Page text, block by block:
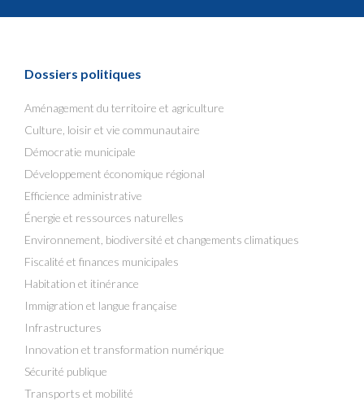
Dossiers politiques
Aménagement du territoire et agriculture
Culture, loisir et vie communautaire
Démocratie municipale
Développement économique régional
Efficience administrative
Énergie et ressources naturelles
Environnement, biodiversité et changements climatiques
Fiscalité et finances municipales
Habitation et itinérance
Immigration et langue française
Infrastructures
Innovation et transformation numérique
Sécurité publique
Transports et mobilité